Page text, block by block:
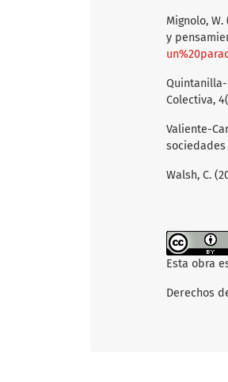
Mignolo,
y
Quintanilla-
Colectiva,
Valiente-
sociedades
Walsh, C.
Esta obra
Derechos